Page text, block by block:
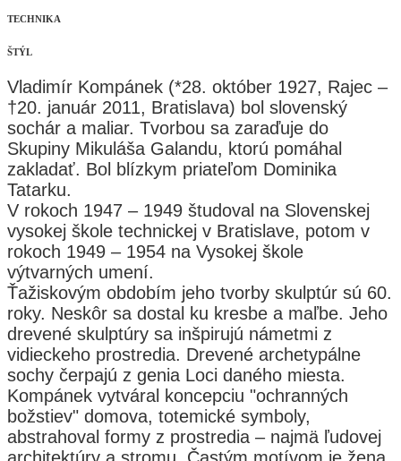
TECHNIKA
ŠTÝL
Vladimír Kompánek (*28. október 1927, Rajec –
†20. január 2011, Bratislava) bol slovenský
sochár a maliar. Tvorbou sa zaraďuje do
Skupiny Mikuláša Galandu, ktorú pomáhal
zakladať. Bol blízkym priateľom Dominika
Tatarku.
V rokoch 1947 – 1949 študoval na Slovenskej
vysokej škole technickej v Bratislave, potom v
rokoch 1949 – 1954 na Vysokej škole
výtvarných umení.
Ťažiskovým obdobím jeho tvorby skulptúr sú 60.
roky. Neskôr sa dostal ku kresbe a maľbe. Jeho
drevené skulptúry sa inšpirujú námetmi z
vidieckeho prostredia. Drevené archetypálne
sochy čerpajú z genia Loci daného miesta.
Kompánek vytváral koncepciu "ochranných
božstiev" domova, totemické symboly,
abstrahoval formy z prostredia – najmä ľudovej